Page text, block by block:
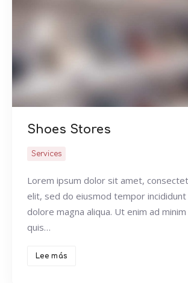
Shoes Stores
Services
Lorem ipsum dolor sit amet,
elit, sed do eiusmod tempor
dolore magna aliqua. Ut enim ad
quis…
Lee más